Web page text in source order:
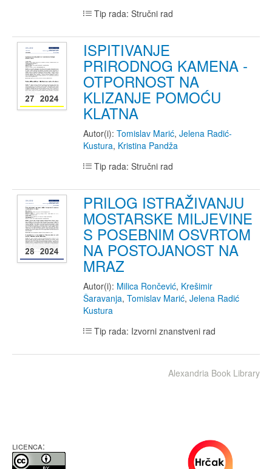
Tip rada: Stručni rad
ISPITIVANJE
PRIRODNOG KAMENA -
OTPORNOST NA
KLIZANJE POMOĆU
KLATNA
Autor(i): Tomislav Marić, Jelena Radić-
Kustura, Kristina Pandža
Tip rada: Stručni rad
PRILOG ISTRAŽIVANJU
MOSTARSKE MILJEVINE
S POSEBNIM OSVRTOM
NA POSTOJANOST NA
MRAZ
Autor(i): Milica Rončević, Krešimir
Šaravanja, Tomislav Marić, Jelena Radić
Kustura
Tip rada: Izvorni znanstveni rad
Alexandria Book Library
LICENCA: